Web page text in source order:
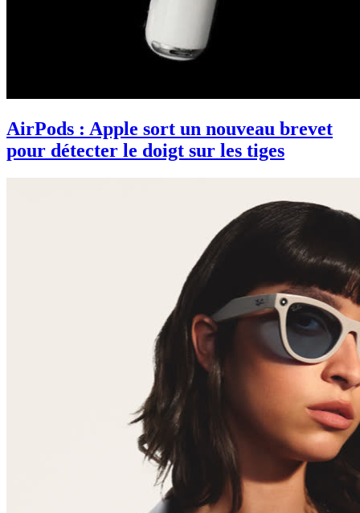
AirPods : Apple sort un nouveau brevet
pour détecter le doigt sur les tiges